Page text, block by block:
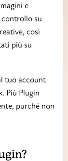
e
controllo su
così
più su
tuo account
Più Plugin
purché non